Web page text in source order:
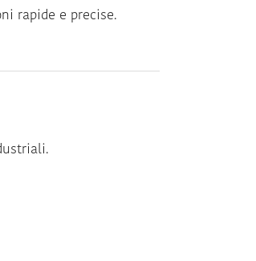
rapide e precise.